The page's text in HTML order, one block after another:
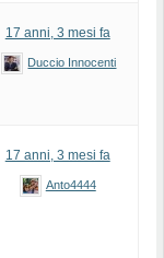
17 anni, 3 mesi fa
Duccio Innocenti
17 anni, 3 mesi fa
Anto4444